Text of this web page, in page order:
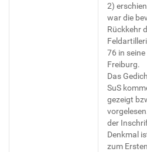
2)
war die
Rückkehr
76 in
Freiburg.
Das
SuS
gezeigt
der
Denkmal
zum